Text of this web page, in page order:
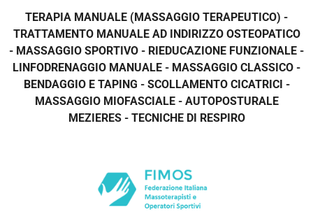
TERAPIA MANUALE (MASSAGGIO TERAPEUTICO) -
TRATTAMENTO MANUALE AD INDIRIZZO OSTEOPATICO
- MASSAGGIO SPORTIVO - RIEDUCAZIONE FUNZIONALE -
LINFODRENAGGIO MANUALE - MASSAGGIO CLASSICO -
BENDAGGIO E TAPING - SCOLLAMENTO CICATRICI -
MASSAGGIO MIOFASCIALE - AUTOPOSTURALE
MEZIERES - TECNICHE DI RESPIRO